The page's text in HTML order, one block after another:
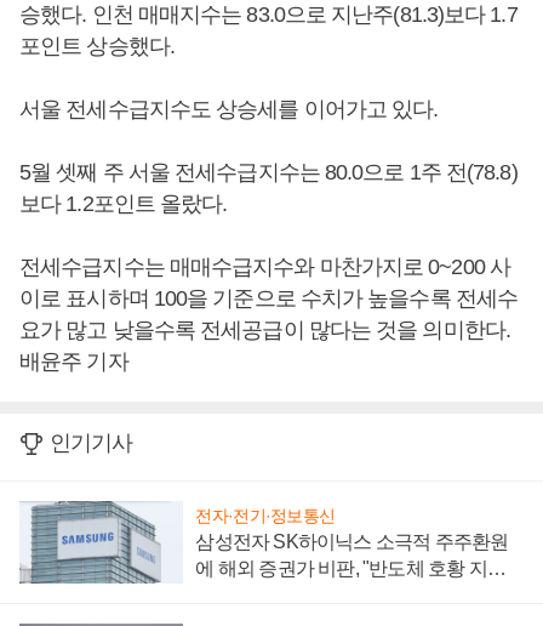
승했다. 인천 매매지수는 83.0으로 지난주(81.3)보다 1.7
포인트 상승했다.
서울 전세수급지수도 상승세를 이어가고 있다.
5월 셋째 주 서울 전세수급지수는 80.0으로 1주 전(78.8)
보다 1.2포인트 올랐다.
전세수급지수는 매매수급지수와 마찬가지로 0~200 사
이로 표시하며 100을 기준으로 수치가 높을수록 전세수
요가 많고 낮을수록 전세공급이 많다는 것을 의미한다.
배윤주 기자
인기기사
전자·전기·정보통신
삼성전자 SK하이닉스 소극적 주주환원
에 해외 증권가 비판, "반도체 호황 지속